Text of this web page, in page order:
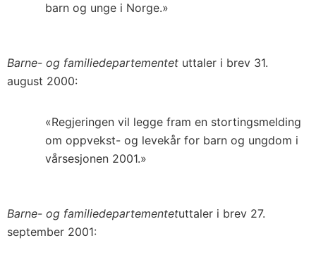
barn og unge i Norge.»
Barne- og familiedepartementet uttaler i brev 31.
august 2000:
«Regjeringen vil legge fram en stortingsmelding
om oppvekst- og levekår for barn og ungdom i
vårsesjonen 2001.»
Barne- og familiedepartementetuttaler i brev 27.
september 2001: